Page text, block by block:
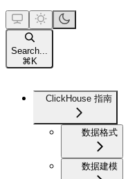
Search...
⌘ K
ClickHouse 指南
数据格式
数据建模